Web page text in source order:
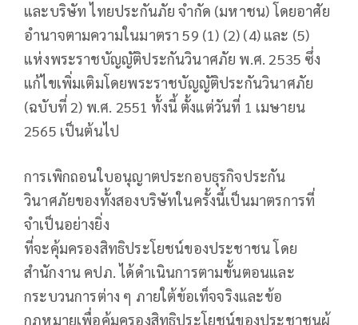
และบริษัท ไทยประกันภัย จำกัด (มหาชน) โดยอาศัย
อำนาจตามความในมาตรา 59 (1) (2) (4) และ (5)
แห่งพระราชบัญญัติประกันวินาศภัย พ.ศ. 2535 ซึ่ง
แก้ไขเพิ่มเติมโดยพระราชบัญญัติประกันวินาศภัย
(ฉบับที่ 2) พ.ศ. 2551 ทั้งนี้ ตั้งแต่วันที่ 1 เมษายน
2565 เป็นต้นไป
การเพิกถอนใบอนุญาตประกอบธุรกิจประกัน
วินาศภัยของทั้งสองบริษัทในครั้งนี้เป็นมาตรการที่
จำเป็นอย่างยิ่ง
ที่จะคุ้มครองสิทธิประโยชน์ของประชาชน โดย
สำนักงาน คปภ. ได้ดำเนินการตามขั้นตอนและ
กระบวนการต่าง ๆ ภายใต้ข้อเท็จจริงและข้อ
กฎหมายเพื่อคุ้มครองสิทธิประโยชน์ของประชาชนผู้